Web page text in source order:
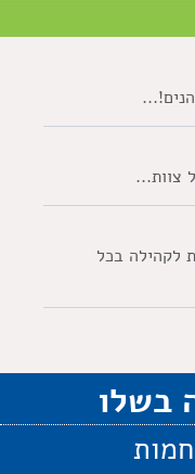
צוות...
לקהילה בכל
בשלו